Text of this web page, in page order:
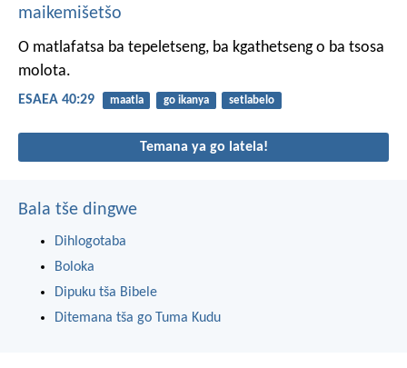
maikemišetšo
O matlafatsa ba tepeletseng, ba kgathetsengo ba tsosa
molota.
ESAEA 40:29 maatla go ikanya setlabelo
Temana ya go latela!
Bala tše dingwe
Dihlogotaba
Boloka
Dipuku tša Bibele
Ditemana tša go Tuma Kudu